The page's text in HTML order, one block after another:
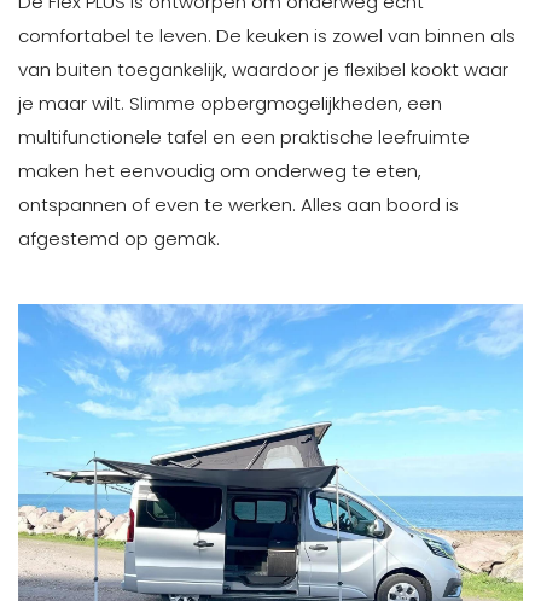
comfortabel te leven. De keuken is zowel van binnen als
van buiten toegankelijk, waardoor je flexibel kookt waar
je maar wilt. Slimme opbergmogelijkheden, een
multifunctionele tafel en een praktische leefruimte
maken het eenvoudig om onderweg te eten,
ontspannen of even te werken. Alles aan boord is
afgestemd op gemak.